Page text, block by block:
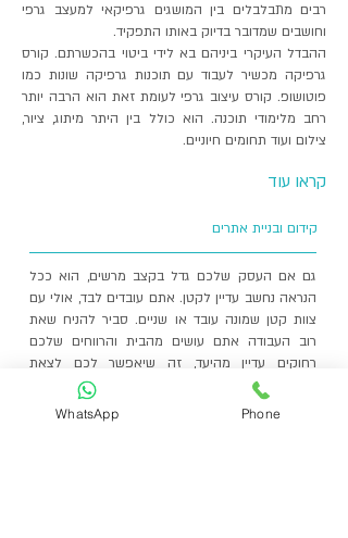
רבים מתבלבלים בין המושגים גרפיקאי למעצב גרפי
וחושבים שמדובר בדיוק באותו התפקיד.
ההבדל העיקרי ביניהם בא לידי ביטוי בהכשרתם. קורס
גרפיקה מכשיר לעבוד עם תוכנות גרפיקה שונות כמו
פוטושופ. קורס עיצוב גרפי לעומת זאת הוא הרבה יותר
רחב מלימודי תוכנה. הוא כולל בין היתר מיתוג, ציור,
צילום ועוד תחומים חיוניים.
קראו עוד
קידום ובניית אתרים
גם אם העסק שלכם גדל בקצב מרשים, הוא ככל
הנראה נחשב עדיין לקטן. אתם עובדים לבד, אולי עם
צוות קטן שמונה עובד או שניים. סביר להניח שאת
רוב העבודה אתם עושים מהבית והרווחים שלכם
רחוקים עדיין מהיעד, זה שיאפשר לכם לצאת
לחופשה לעתים קרובות יותר.
קראו עוד
WhatsApp Phone